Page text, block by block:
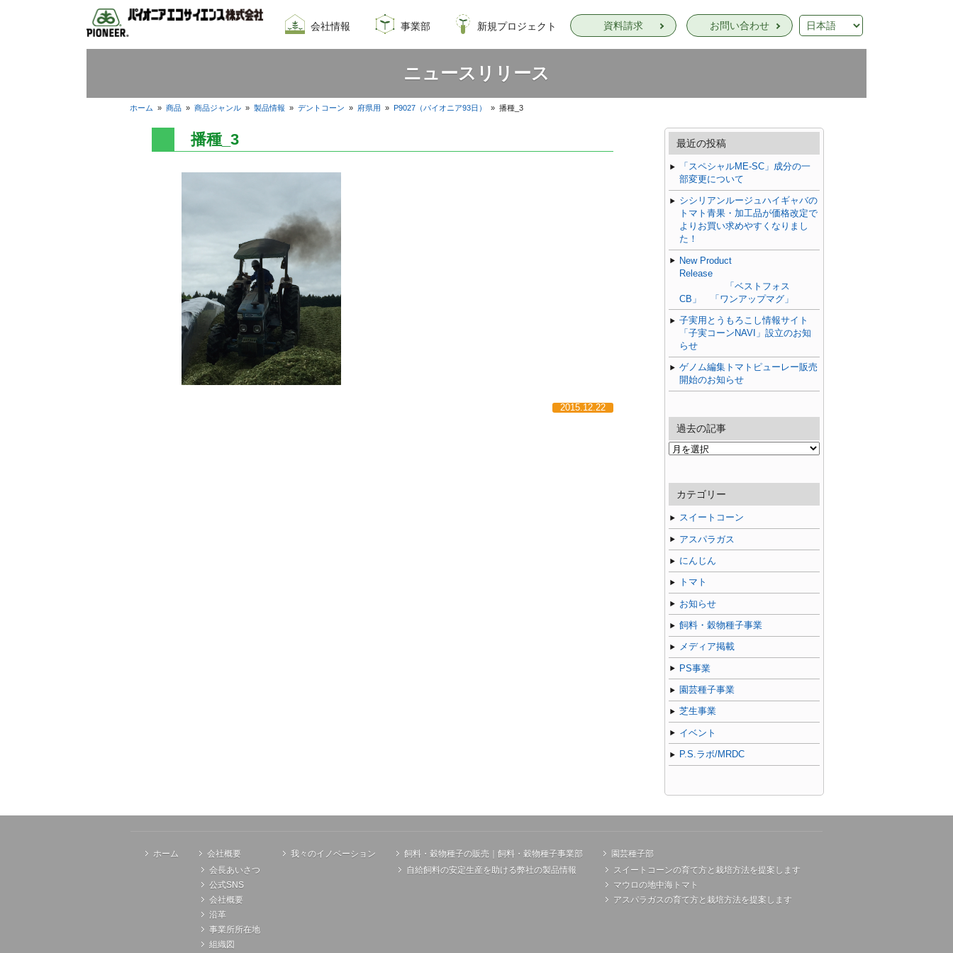
会社情報
会社概要
我々のイノベーション
採用情報
事業部
飼料・穀物種子事業部
園芸種子部
芝生事業部
新規プロジェクト
サナテックシード
青空トマト学園
公式オンラインショップ
PsEco
子実コーンNAVI
資料請求 お問い合わせ
ニュースリリース
ホーム »商品 »商品ジャンル »製品情報 »デントコーン » 府県用 »P9027（パイオニア93日） »播種_3
播種_3
2015.12.22
最近の投稿
「スペシャルME-SC」成分の一
部変更について
シシリアンルージュハイギャバの
トマト青果・加工品が価格改定で
よりお買い求めやすくなりまし
た！
New Product
Release
「ベストフォス
CB」 「ワンアップマグ」
子実用とうもろこし情報サイト
「子実コーンNAVI」設立のお知
らせ
ゲノム編集トマトピューレー販売
開始のお知らせ
過去の記事
過
記
事
カテゴリー
スイートコーン
アスパラガス
にんじん
トマト
お知らせ
飼料・穀物種子事業
メディア掲載
PS事業
園芸種子事業
芝生事業
イベント
P.S.ラボ/MRDC
ホーム
会社概要
会長あいさつ
公式SNS
会社概要
沿革
事業所所在地
組織図
我々のイノベーション
飼料・穀物種子の販売｜飼料・穀物種子事業部
自給飼料の安定生産を助ける弊社の製品情報
園芸種子部
スイートコーンの育て方と栽培方法を提案します
マウロの地中海トマト
アスパラガスの育て方と栽培方法を提案します